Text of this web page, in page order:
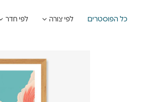
כל הפוסטרים לפי צורה לפי חדר